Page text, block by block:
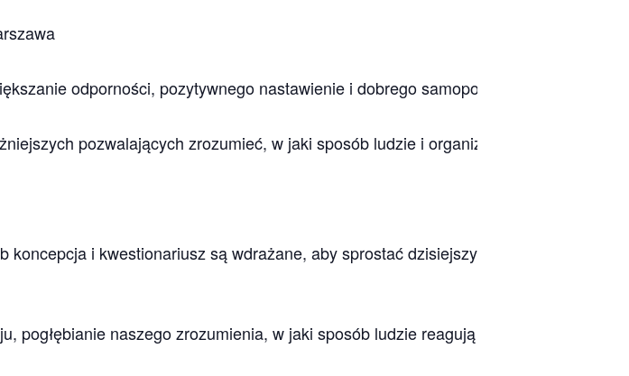
odporności, pozytywnego nastawienie i dobrego samopoczucia u ludzi i
pozwalających zrozumieć, w jaki sposób ludzie i organizacje mogą się
koncepcja i kwestionariusz są wdrażane, aby sprostać dzisiejszym wyzwaniom
pogłębianie naszego zrozumienia, w jaki sposób ludzie reagują na zmiany, jak